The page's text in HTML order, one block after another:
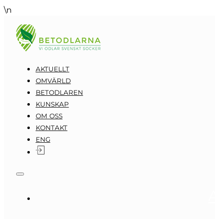
\n
AKTUELLT
OMVÄRLD
BETODLAREN
KUNSKAP
OM OSS
KONTAKT
ENG